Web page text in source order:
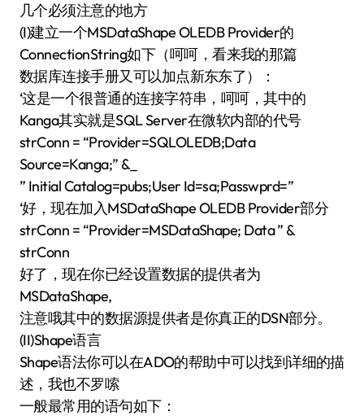
几个必须注意的地方
(I)建立一个MSDataShape OLEDB Provider的
ConnectionString如下（呵呵，看来我的那篇
数据库连接手册又可以加点新东东了）：
‘这是一个很普通的连接字符串，呵呵，其中的
Kanga其实就是SQL Server在微软内部的代号
strConn = “Provider=SQLOLEDB;Data
Source=Kanga;” &_
” Initial Catalog=pubs;User Id=sa;Passwprd=”
‘好，现在加入MSDataShape OLEDB Provider部分
strConn = “Provider=MSDataShape; Data ” &
strConn
好了，现在你已经设置数据的提供者为
MSDataShape,
注意哦其中的数据源提供者是你真正的DSN部分。
(II)Shape语言
Shape语法你可以在ADO的帮助中可以找到详细的描
述，我也不罗嗦
一般最常用的语句如下：